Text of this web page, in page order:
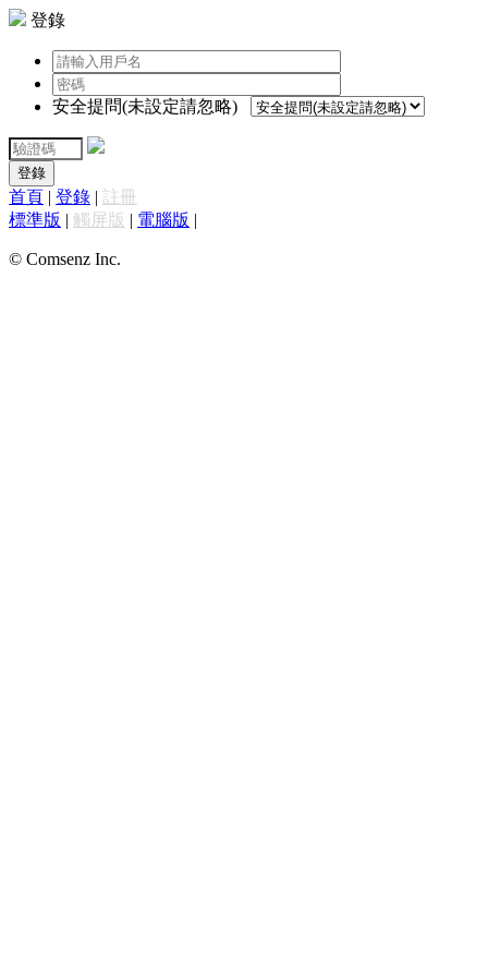
登錄
安全提問(未設定請忽略)
登錄
首頁 | 登錄 | 註冊
標準版 | 觸屏版 | 電腦版 |
© Comsenz Inc.